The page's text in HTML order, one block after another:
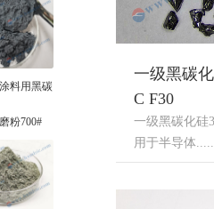
料用黑碳
粉700#
一级黑碳
C F30
一级黑碳化硅
用于半导体